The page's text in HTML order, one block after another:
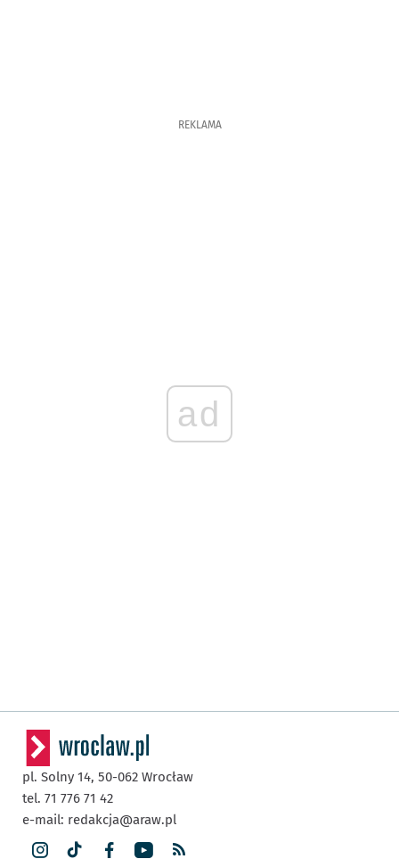
REKLAMA
ad
pl. Solny 14, 50-062 Wrocław
tel. 71 776 71 42
e-mail: redakcja@araw.pl